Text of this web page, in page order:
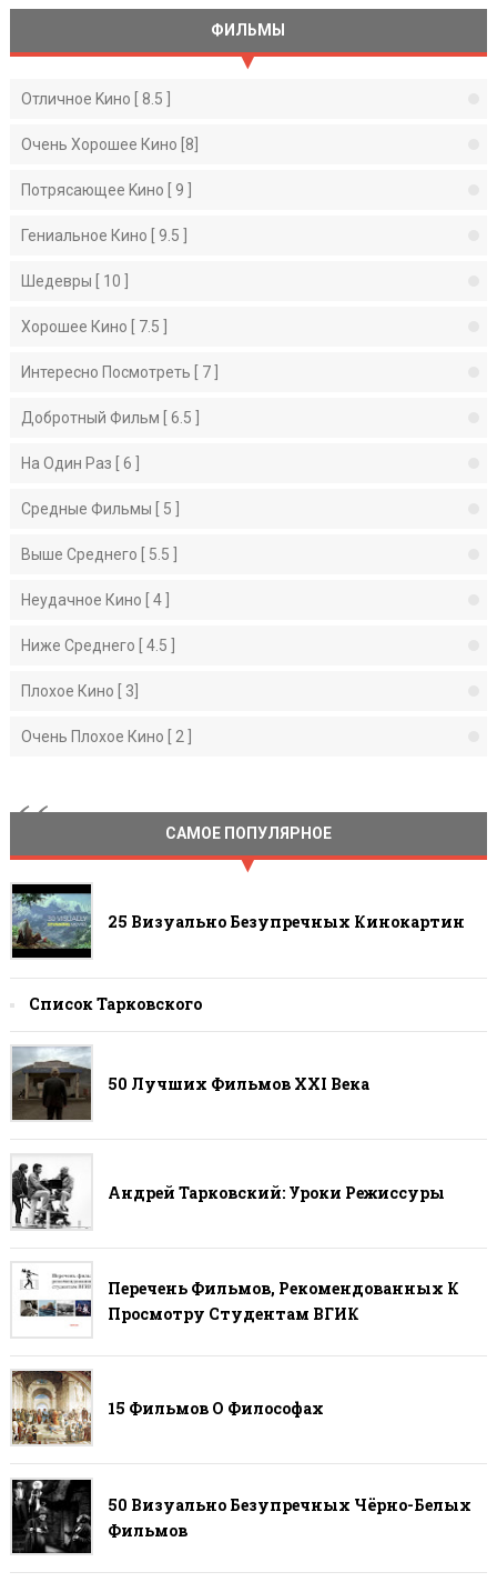
ФИЛЬМЫ
Отличное Kино [ 8.5 ]
Очень Хорошее Кино [8]
Потрясающее Kино [ 9 ]
Гениальное Кино [ 9.5 ]
Шедевры [ 10 ]
Хорошее Кино [ 7.5 ]
Интересно Посмотреть [ 7 ]
Добротный Фильм [ 6.5 ]
На Один Раз [ 6 ]
Средные Фильмы [ 5 ]
Выше Среднего [ 5.5 ]
Неудачное Кино [ 4 ]
Ниже Среднего [ 4.5 ]
Плохое Кино [ 3]
Очень Плохое Кино [ 2 ]
САМОЕ ПОПУЛЯРНОЕ
25 Визуально Безупречных Кинокартин
Список Тарковского
50 Лучших Фильмов ХХI Века
Андрей Тарковский: Уроки Режиссуры
Перечень Фильмов, Рекомендованных К
Просмотру Студентам ВГИК
15 Фильмов О Философах
50 Визуально Безупречных Чёрно-Белых
Фильмов